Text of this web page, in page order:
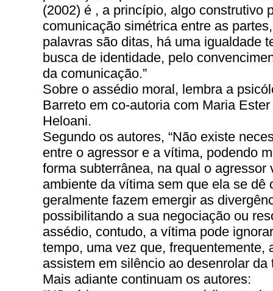
(2002) é , a princípio, algo construtivo
comunicação simétrica entre as
palavras são ditas, há uma igualdade
busca de identidade, pelo
da comunicação.”
Sobre o assédio moral, lembra a
Barreto em co-autoria com Maria
Heloani.
Segundo os autores, “Não existe
entre o agressor e a vítima, podendo
forma subterrânea, na qual o
ambiente da vítima sem que ela se dê
geralmente fazem emergir as
possibilitando a sua negociação ou
assédio, contudo, a vítima pode
tempo, uma vez que, frequentemente,
assistem em silêncio ao desenrolar da
Mais adiante continuam os autores: